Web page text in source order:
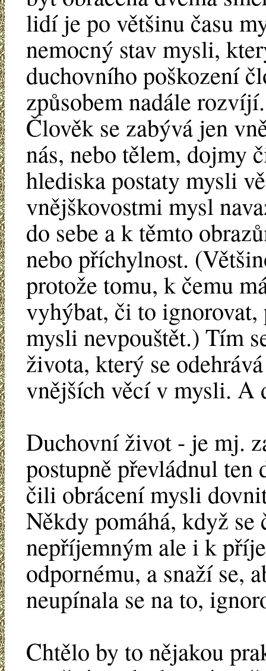
lidí je po většinu času
nemocný stav mysli,
duchovního poškození
způsobem nadále
Člověk se zabývá jen
nás, nebo tělem, dojmy
hlediska postaty mysli
vnějškovostmi mysl
do sebe a k těmto
nebo příchylnost.
protože tomu, k čemu
vyhýbat, či to ignorovat,
mysli nevpouštět.) Tím
života, který se
vnějších věcí v mysli. A
Duchovní život - je mj.
postupně převládnul
čili obrácení mysli
Někdy pomáhá, když
nepříjemným ale i k
odpornému, a snaží se,
neupínala se na to,
Chtělo by to nějakou